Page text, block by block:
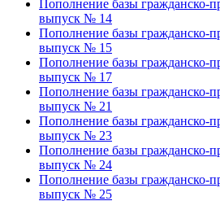
Пополнение базы гражданско-
выпуск № 14
Пополнение базы гражданско-
выпуск № 15
Пополнение базы гражданско-
выпуск № 17
Пополнение базы гражданско-
выпуск № 21
Пополнение базы гражданско-
выпуск № 23
Пополнение базы гражданско-
выпуск № 24
Пополнение базы гражданско-
выпуск № 25